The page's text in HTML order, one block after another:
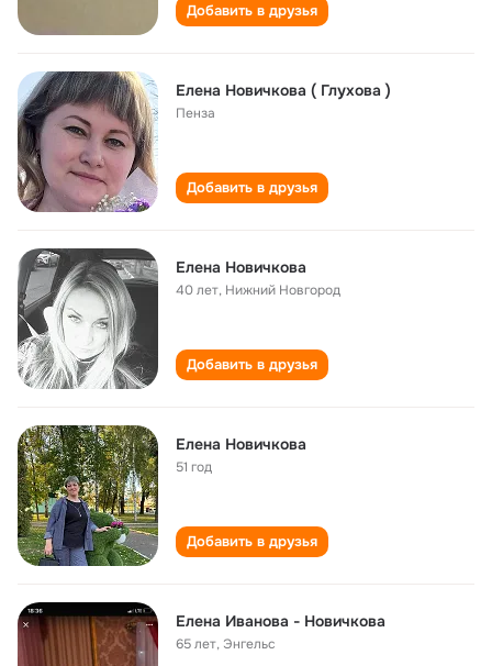
Добавить в друзья
Елена Новичкова ( Глухова )
Пенза
Добавить в друзья
Елена Новичкова
40 лет, Нижний Новгород
Добавить в друзья
Елена Новичкова
51 год
Добавить в друзья
Елена Иванова - Новичкова
65 лет, Энгельс